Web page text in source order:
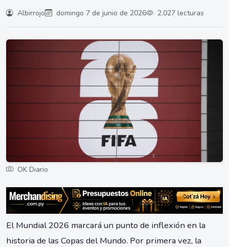
Albirrojo domingo 7 de junio de 2026 2.027 lecturas
OK Diario
El Mundial 2026 marcará un punto de inflexión en la
historia de las Copas del Mundo. Por primera vez, la